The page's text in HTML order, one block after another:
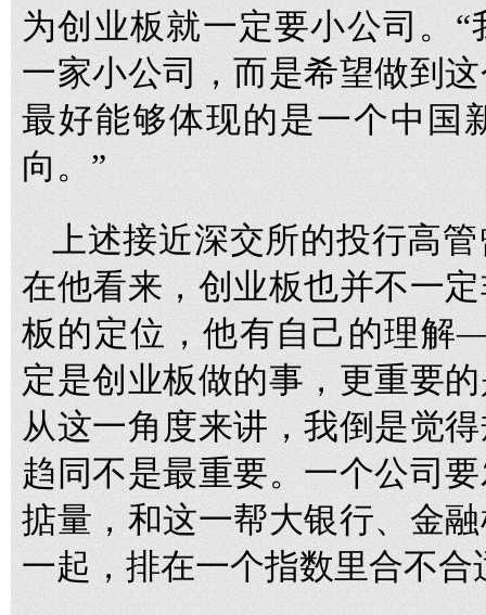
为创业板就一定要小公司。
一家小公司，而是希望做到
最好能够体现的是一个中国
向。”
上述接近深交所的投行高
在他看来，创业板也并不一
板的定位，他有自己的理
定是创业板做的事，更重要
从这一角度来讲，我倒是觉
趋同不是最重要。一个公司
掂量，和这一帮大银行、金
一起，排在一个指数里合不合